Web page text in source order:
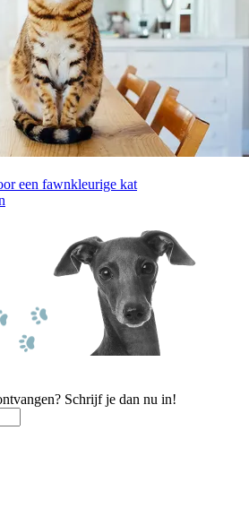
een fawnkleurige kat
Schrijf je dan nu in!